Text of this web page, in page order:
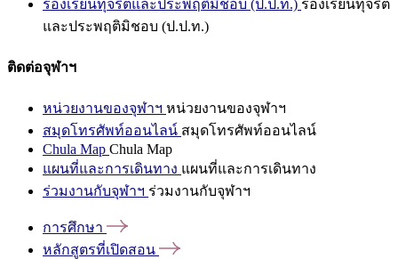
ร้องเรียนทุจริตและประพฤติมิชอบ (ป.ป.ท.) ร้องเรียนทุจริต
และประพฤติมิชอบ (ป.ป.ท.)
ติดต่อจุฬาฯ
หน่วยงานของจุฬาฯ หน่วยงานของจุฬาฯ
สมุดโทรศัพท์ออนไลน์ สมุดโทรศัพท์ออนไลน์
Chula Map Chula Map
แผนที่และการเดินทาง แผนที่และการเดินทาง
ร่วมงานกับจุฬาฯ ร่วมงานกับจุฬาฯ
การศึกษา
หลักสูตรที่เปิดสอน